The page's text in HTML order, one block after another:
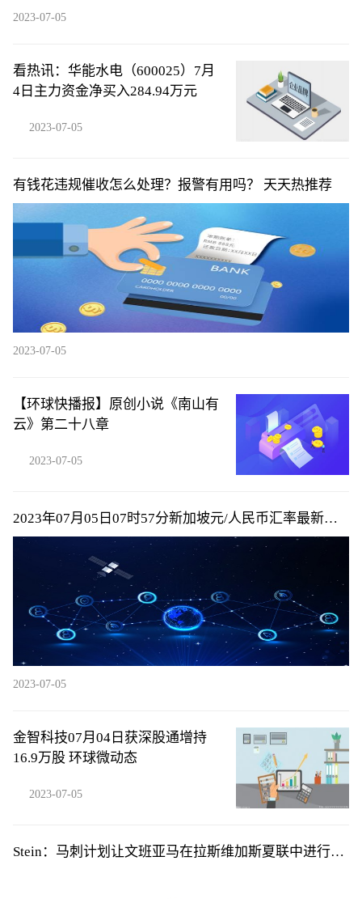
2023-07-05
看热讯：华能水电（600025）7月
4日主力资金净买入284.94万元
2023-07-05
有钱花违规催收怎么处理？报警有用吗？ 天天热推荐
2023-07-05
【环球快播报】原创小说《南山有
云》第二十八章
2023-07-05
2023年07月05日07时57分新加坡元/人民币汇率最新报
价-全球动态
2023-07-05
金智科技07月04日获深股通增持
16.9万股 环球微动态
2023-07-05
Stein：马刺计划让文班亚马在拉斯维加斯夏联中进行首